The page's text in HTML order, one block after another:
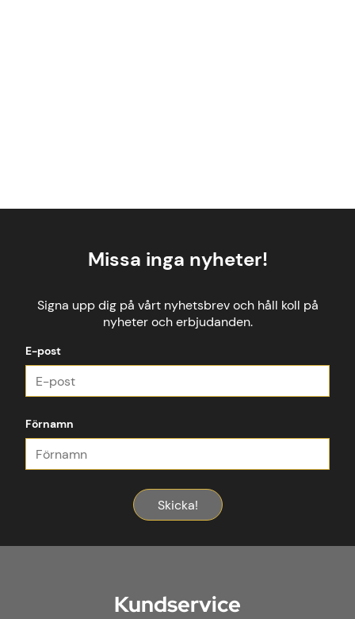
Missa inga nyheter!
Signa upp dig på vårt nyhetsbrev och håll koll på
nyheter och erbjudanden.
E-post
Förnamn
Skicka!
Kundservice